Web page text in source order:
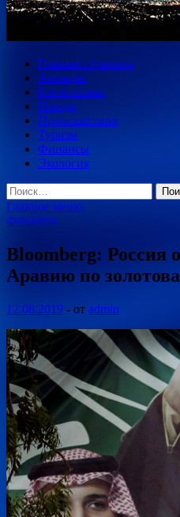
Главная страница
Авиация
Катаклизмы
Поезда
Происшествия
Туризм
Финансы
Экология
Найти:
Главное меню
Финансы
Bloomberg: Россия
Аравию по
12.08.2019 - от admin